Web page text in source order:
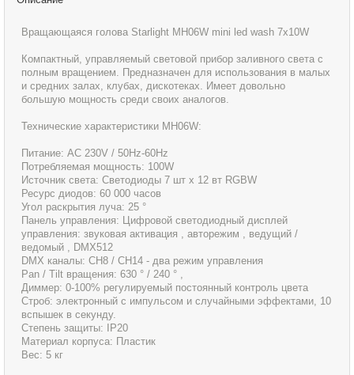
Вращающаяся голова Starlight MH06W mini led wash 7x10W
Компактный, управляемый световой прибор заливного света с
полным вращением. Предназначен для использования в малых
и средних залах, клубах, дискотеках. Имеет довольно
большую мощность среди своих аналогов.
Технические характеристики MH06W:
Питание: AC 230V / 50Hz-60Hz
Потребляемая мощность: 100W
Источник света: Светодиоды 7 шт х 12 вт RGBW
Ресурс диодов: 60 000 часов
Угол раскрытия луча: 25 °
Панель управления: Цифровой светодиодный дисплей
управления: звуковая активация , авторежим , ведущий /
ведомый , DMX512
DMX каналы: CH8 / CH14 - два режим управления
Pan / Tilt вращения: 630 ° / 240 ° ,
Диммер: 0-100% регулируемый постоянный контроль цвета
Строб: электронный с импульсом и случайными эффектами, 10
вспышек в секунду.
Степень защиты: IP20
Материал корпуса: Пластик
Вес: 5 кг